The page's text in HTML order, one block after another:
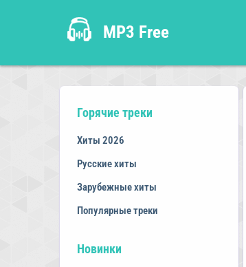
MP3 Free
Горячие треки
Хиты 2026
Русские хиты
Зарубежные хиты
Популярные треки
Новинки